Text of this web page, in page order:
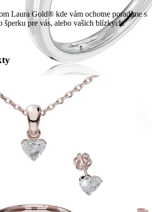
z kolekcie Romantic.
Laura Gold® kde vám ochotne poradíme s
šperku pre vás, alebo vašich blízkych.